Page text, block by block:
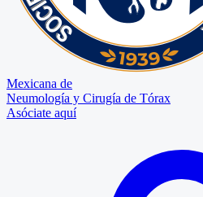
Mexicana de
Neumología y Cirugía de Tórax
Asóciate aquí